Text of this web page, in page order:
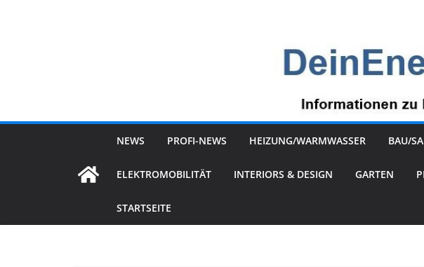
NEWS PROFI-NEWS HEIZUNG/WARMWASSER BAU/
ELEKTROMOBILITÄT INTERIORS & DESIGN GARTEN
STARTSEITE